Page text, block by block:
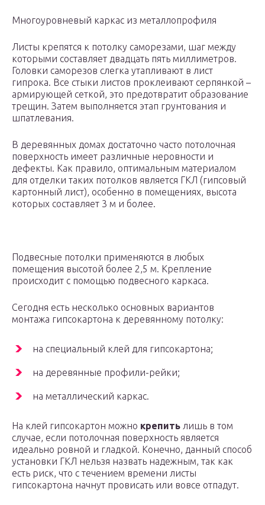
Многоуровневый каркас из металлопрофиля
Листы крепятся к потолку саморезами, шаг между
которыми составляет двадцать пять миллиметров.
Головки саморезов слегка утапливают в лист
гипрока. Все стыки листов проклеивают серпянкой –
армирующей сеткой, это предотвратит образование
трещин. Затем выполняется этап грунтования и
шпатлевания.
В деревянных домах достаточно часто потолочная
поверхность имеет различные неровности и
дефекты. Как правило, оптимальным материалом
для отделки таких потолков является ГКЛ (гипсовый
картонный лист), особенно в помещениях, высота
которых составляет 3 м и более.
Подвесные потолки применяются в любых
помещения высотой более 2,5 м. Крепление
происходит с помощью подвесного каркаса.
Сегодня есть несколько основных вариантов
монтажа гипсокартона к деревянному потолку:
на специальный клей для гипсокартона;
на деревянные профили-рейки;
на металлический каркас.
На клей гипсокартон можно крепить лишь в том
случае, если потолочная поверхность является
идеально ровной и гладкой. Конечно, данный способ
установки ГКЛ нельзя назвать надежным, так как
есть риск, что с течением времени листы
гипсокартона начнут провисать или вовсе отпадут.